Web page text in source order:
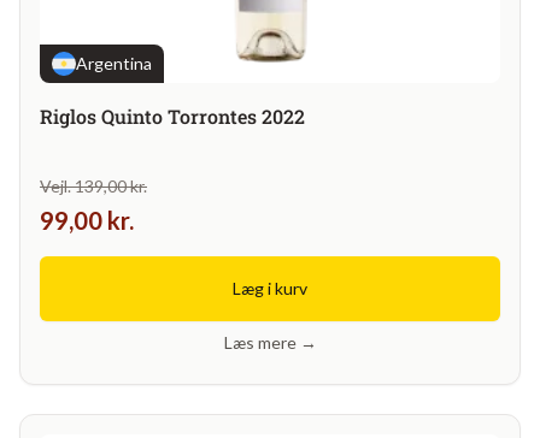
Argentina
Riglos Quinto Torrontes 2022
Vejl. 139,00 kr.
99,00 kr.
Læg i kurv
Læs mere →